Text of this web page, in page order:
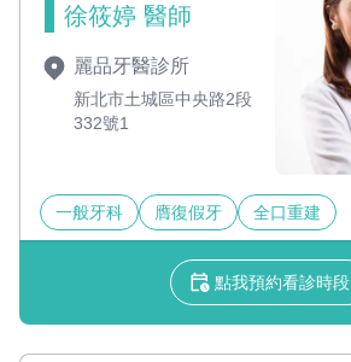
徐筱婷 醫師
麗品牙醫診所
新北市土城區中央路2段
332號1
一般牙科 膺復假牙 全口重建
點我預約看診時段